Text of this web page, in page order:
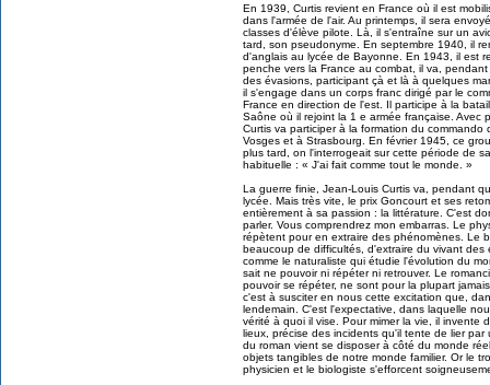
En 1939, Curtis revient en France où il est
dans l'armée de l'air. Au printemps, il sera
classes d'élève pilote. Là, il s'entraîne sur un
tard, son pseudonyme. En septembre 1940, il
d'anglais au lycée de Bayonne. En 1943, il est
penche vers la France au combat, il va,
des évasions, participant çà et là à quelques
il s'engage dans un corps franc dirigé par le
France en direction de l'est. Il participe à la
Saône où il rejoint la 1 e armée française. Avec
Curtis va participer à la formation du
Vosges et à Strasbourg. En février 1945, ce
plus tard, on l'interrogeait sur cette période de
habituelle : « J'ai fait comme tout le monde. »
La guerre finie, Jean-Louis Curtis va, pendant
lycée. Mais très vite, le prix Goncourt et ses
entièrement à sa passion : la littérature. C'est
parler. Vous comprendrez mon embarras. Le
répètent pour en extraire des phénomènes. Le
beaucoup de difficultés, d'extraire du vivant
comme le naturaliste qui étudie l'évolution du
sait ne pouvoir ni répéter ni retrouver. Le
pouvoir se répéter, ne sont pour la plupart
c'est à susciter en nous cette excitation que,
lendemain. C'est l'expectative, dans laquelle
vérité à quoi il vise. Pour mimer la vie, il invente
lieux, précise des incidents qu'il tente de lier
du roman vient se disposer à côté du monde
objets tangibles de notre monde familier. Or le
physicien et le biologiste s'efforcent